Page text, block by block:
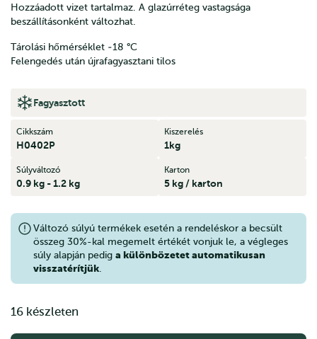
Hozzáadott vizet tartalmaz. A glazúrréteg vastagsága
beszállításonként változhat.
Tárolási hőmérséklet ‐18 °C
Felengedés után újrafagyasztani tilos
Fagyasztott
Cikkszám
H0402P
Kiszerelés
1kg
Súlyváltozó
0.9 kg - 1.2 kg
Karton
5 kg / karton
Változó súlyú termékek esetén a rendeléskor a becsült
összeg 30%-kal megemelt értékét vonjuk le, a végleges
súly alapján pedig a különbözetet automatikusan
visszatérítjük
16 készleten